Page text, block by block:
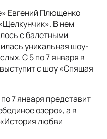
Евгений Плющенко
В нем
с балетными
уникальная шоу-
С 5 по 7 января в
с шоу «Спящая
7 января представит
озеро», а в
любви